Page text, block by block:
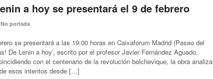
a hoy se presentará el 9 de febrero
No portada
se presentará a las 19:00 horas en Caixaforum Madrid (Paseo del
De Lenin a hoy’, escrito por el profesor Javier Fernández Aguado,
con el centenario de la revolución bolchevique, la obra analiza
esos intentos desde […]